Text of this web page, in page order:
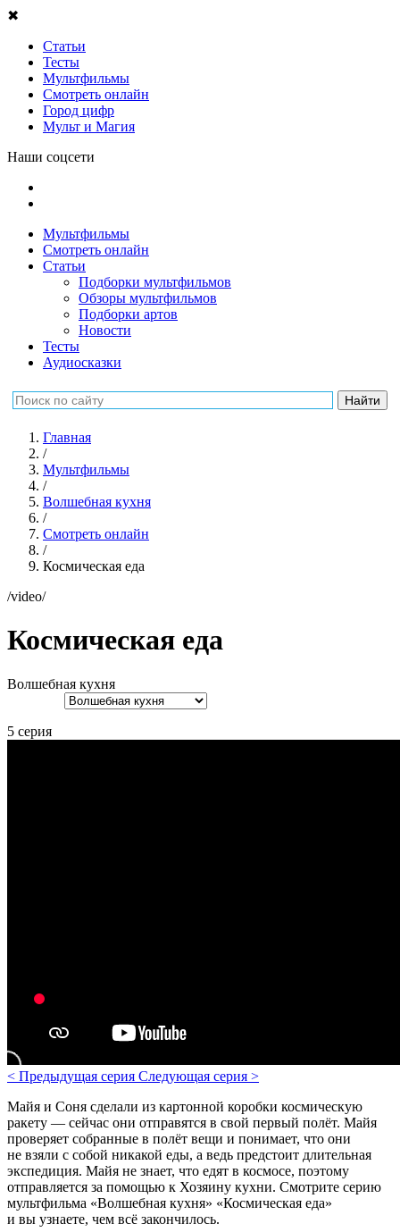
✖
Статьи
Тесты
Мультфильмы
Смотреть онлайн
Город цифр
Мульт и Магия
Наши соцсети
Мультфильмы
Смотреть онлайн
Статьи
Подборки мультфильмов
Обзоры мультфильмов
Подборки артов
Новости
Тесты
Аудиосказки
Главная
/
Мультфильмы
/
Волшебная кухня
/
Смотреть онлайн
/
Космическая еда
/video/
Космическая еда
Волшебная кухня
5 серия
< Предыдущая серия Следующая серия >
Майя и Соня сделали из картонной коробки космическую
ракету — сейчас они отправятся в свой первый полёт. Майя
проверяет собранные в полёт вещи и понимает, что они
не взяли с собой никакой еды, а ведь предстоит длительная
экспедиция. Майя не знает, что едят в космосе, поэтому
отправляется за помощью к Хозяину кухни. Смотрите серию
мультфильма «Волшебная кухня» «Космическая еда»
и вы узнаете, чем всё закончилось.